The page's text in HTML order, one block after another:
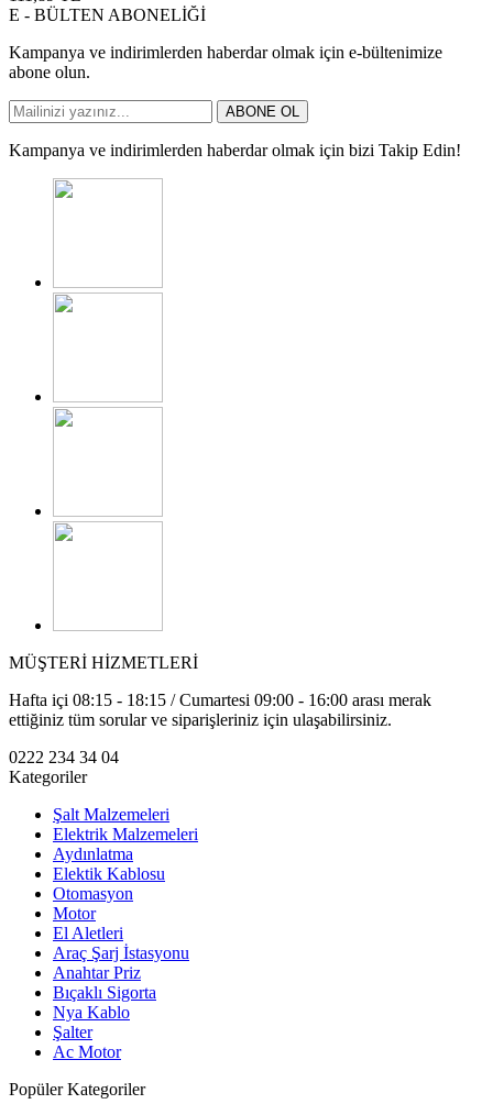
E - BÜLTEN ABONELİĞİ
Kampanya ve indirimlerden haberdar olmak için e-bültenimize
abone olun.
ABONE OL
Kampanya ve indirimlerden haberdar olmak için bizi Takip Edin!
MÜŞTERİ HİZMETLERİ
Hafta içi 08:15 - 18:15 / Cumartesi 09:00 - 16:00 arası merak
ettiğiniz tüm sorular ve siparişleriniz için ulaşabilirsiniz.
0222 234 34 04
Kategoriler
Şalt Malzemeleri
Elektrik Malzemeleri
Aydınlatma
Elektik Kablosu
Otomasyon
Motor
El Aletleri
Araç Şarj İstasyonu
Anahtar Priz
Bıçaklı Sigorta
Nya Kablo
Şalter
Ac Motor
Popüler Kategoriler